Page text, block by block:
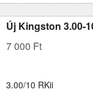
Új Kingston 3.00-
7 000 Ft
3.00/10 RKii